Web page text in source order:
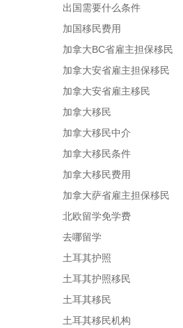
出国需要什么条件
加国移民费用
加拿大BC省雇主担保移民
加拿大安省雇主担保移民
加拿大安省雇主移民
加拿大移民
加拿大移民中介
加拿大移民条件
加拿大移民费用
加拿大萨省雇主担保移民
北欧留学免学费
去哪留学
土耳其护照
土耳其护照移民
土耳其移民
土耳其移民机构